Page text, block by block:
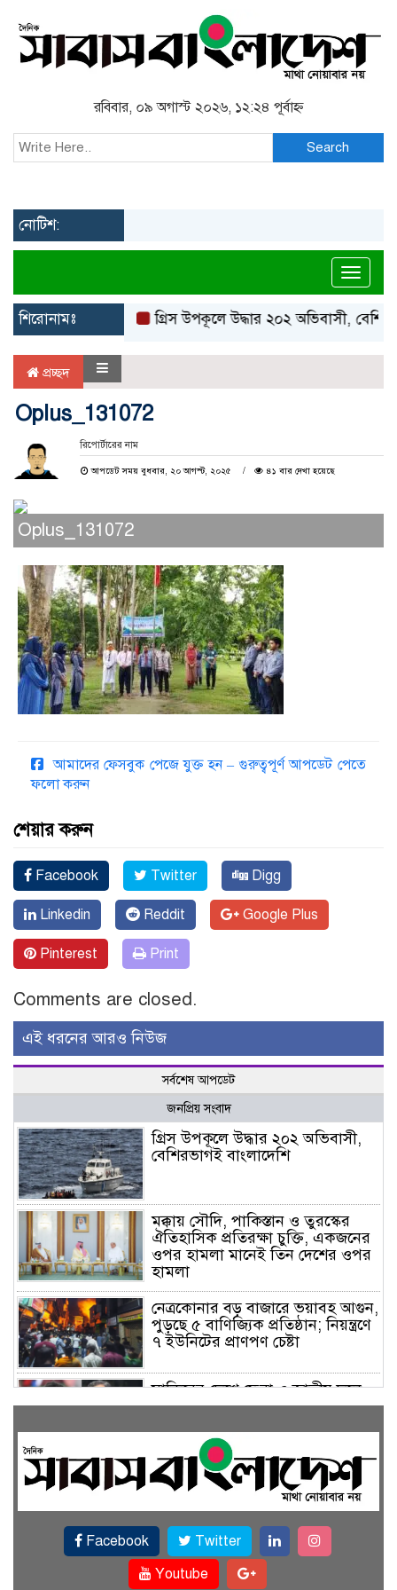
রবিবার, ০৯ অগাস্ট ২০২৬, ১২:২৪ পূর্বাহ্ন
Search
নোটিশ:
শিরোনামঃ গ্রিস উপকূলে উদ্ধার ২০২ অভিবাসী,
প্রচ্ছদ
Oplus_131072
রিপোর্টারের নাম
আপডেট সময় বুধবার, ২০ আগস্ট, ২০২৫ ৪১ বার দেখা হয়েছে
Oplus_131072
আমাদের ফেসবুক পেজে যুক্ত হন – গুরুত্বপূর্ণ আপডেট পেতে
ফলো করুন
শেয়ার করুন
Facebook Twitter Digg
Linkedin Reddit Google Plus
Pinterest Print
Comments are closed.
এই ধরনের আরও নিউজ
সর্বশেষ আপডেট
জনপ্রিয় সংবাদ
গ্রিস উপকূলে উদ্ধার ২০২ অভিবাসী,
বেশিরভাগই বাংলাদেশি
মক্কায় সৌদি, পাকিস্তান ও তুরস্কের
ঐতিহাসিক প্রতিরক্ষা চুক্তি, একজনের
ওপর হামলা মানেই তিন দেশের ওপর
হামলা
নেত্রকোনার বড় বাজারে ভয়াবহ আগুন,
পুড়ছে ৫ বাণিজ্যিক প্রতিষ্ঠান; নিয়ন্ত্রণে
৭ ইউনিটের প্রাণপণ চেষ্টা
সাকিবের দেশে ফেরা ও জাতীয় দলে
ফেরার সম্ভাবনা নেই, ইঙ্গিত ক্রীড়া
ফেসবুকে যুক্ত হলো বিকাশ, সহজ
হলো ডিজিটাল পেমেন্ট
বৃষ্টি উপেক্ষা করে ‘জুলাই গণঅভ্যুত্থান
স্মৃতি জাদুঘরে’ দর্শনার্থীদের ঢল
Facebook
Twitter
Youtube